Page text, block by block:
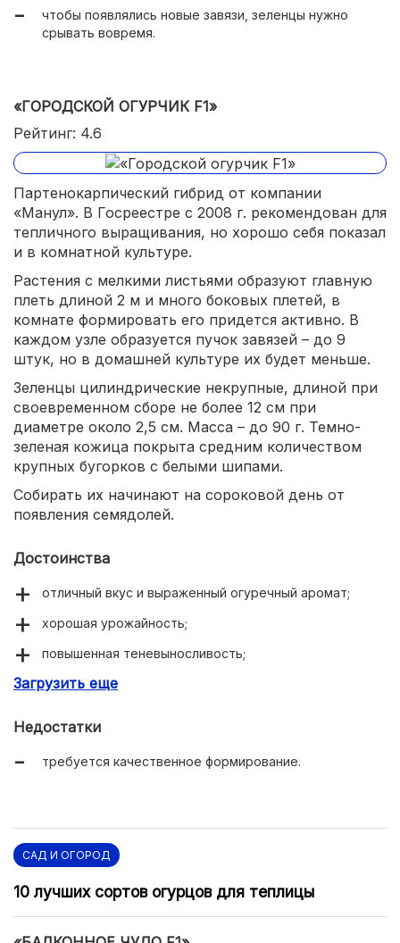
чтобы появлялись новые завязи, зеленцы нужно
срывать вовремя.
«ГОРОДСКОЙ ОГУРЧИК F1»
Рейтинг: 4.6
Партенокарпический гибрид от компании
«Манул». В Госреестре с 2008 г. рекомендован для
тепличного выращивания, но хорошо себя показал
и в комнатной культуре.
Растения с мелкими листьями образуют главную
плеть длиной 2 м и много боковых плетей, в
комнате формировать его придется активно. В
каждом узле образуется пучок завязей – до 9
штук, но в домашней культуре их будет меньше.
Зеленцы цилиндрические некрупные, длиной при
своевременном сборе не более 12 см при
диаметре около 2,5 см. Масса – до 90 г. Темно-
зеленая кожица покрыта средним количеством
крупных бугорков с белыми шипами.
Собирать их начинают на сороковой день от
появления семядолей.
Достоинства
отличный вкус и выраженный огуречный аромат;
хорошая урожайность;
повышенная теневыносливость;
устойчивость или толерантность к большинству
Загрузить еще
Недостатки
требуется качественное формирование.
САД И ОГОРОД
10 лучших сортов огурцов для теплицы